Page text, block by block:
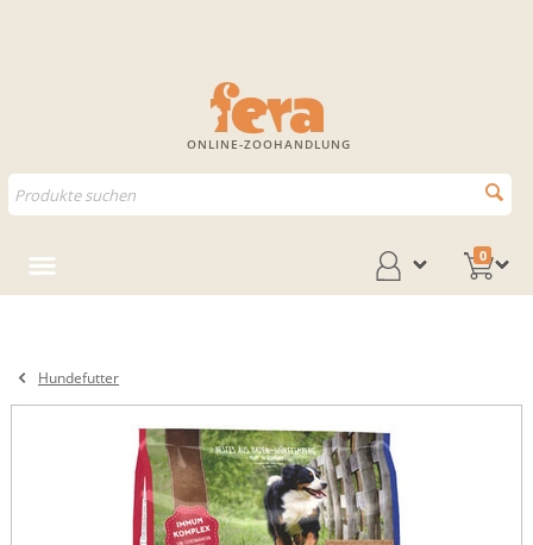
ONLINE-ZOOHANDLUNG
0
Hundefutter